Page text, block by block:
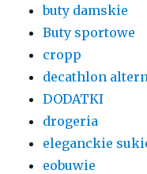
buty damskie
Buty sportowe
cropp
decathlon
DODATKI
drogeria
eleganckie
eobuwie